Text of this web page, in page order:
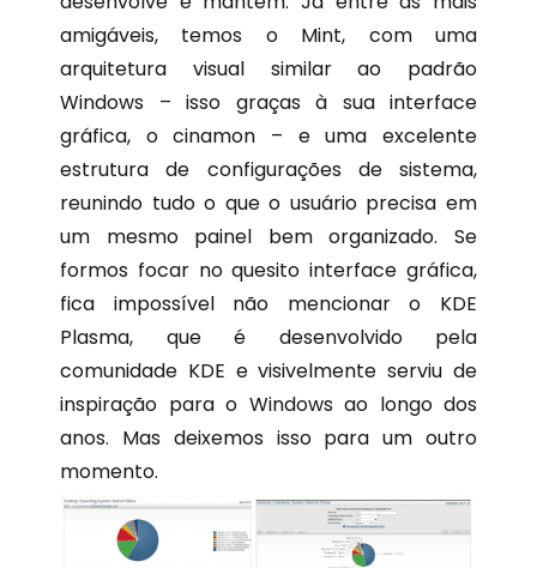
amigáveis, temos o Mint, com uma
arquitetura visual similar ao padrão
Windows – isso graças à sua interface
gráfica, o cinamon – e uma excelente
estrutura de configurações de sistema,
reunindo tudo o que o usuário precisa em
um mesmo painel bem organizado. Se
formos focar no quesito interface gráfica,
fica impossível não mencionar o KDE
Plasma, que é desenvolvido pela
comunidade KDE e visivelmente serviu de
inspiração para o Windows ao longo dos
anos. Mas deixemos isso para um outro
momento.